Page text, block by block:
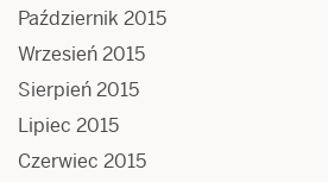
Październik 2015
Wrzesień 2015
Sierpień 2015
Lipiec 2015
Czerwiec 2015